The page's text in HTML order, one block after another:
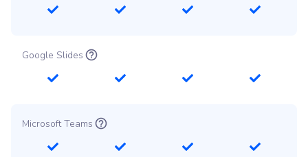
Google Slides
Microsoft Teams